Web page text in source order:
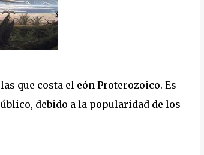
que costa el eón Proterozoico. Es
debido a la popularidad de los